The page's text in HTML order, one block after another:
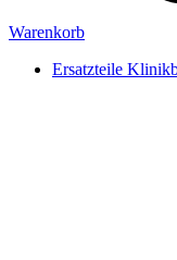
Warenkorb
Ersatzteile